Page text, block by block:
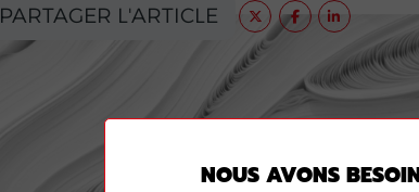
PARTAGER L'ARTICLE
NOUS AVONS